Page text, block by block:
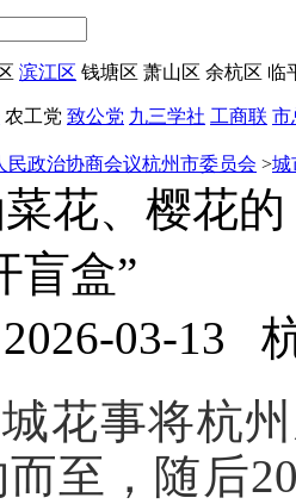
滨江区 钱塘区 萧山区 余杭区 临
农工党 致公党 九三学社 工商联 市
民政治协商会议杭州市委员会 >城
花、樱花
盲盒”
03-13
花事将杭
至，随后